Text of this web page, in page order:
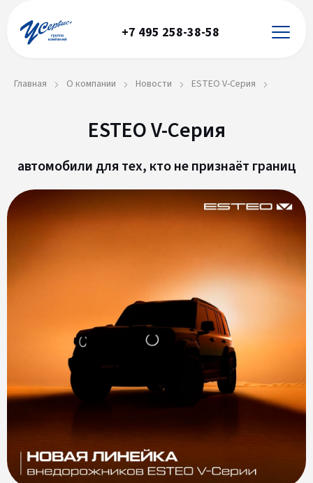
+7 495 258-38-58
Главная О компании Новости ESTEO V-Серия
ESTEO V-Серия
автомобили для тех, кто не признаёт границ